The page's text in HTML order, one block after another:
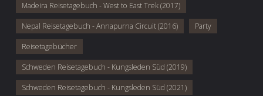
Madeira Reisetagebuch - West to East Trek (2017)
Nepal Reisetagebuch - Annapurna Circuit (2016) Party
Reisetagebücher
Schweden Reisetagebuch - Kungsleden Süd (2019)
Schweden Reisetagebuch - Kungsleden Süd (2021)